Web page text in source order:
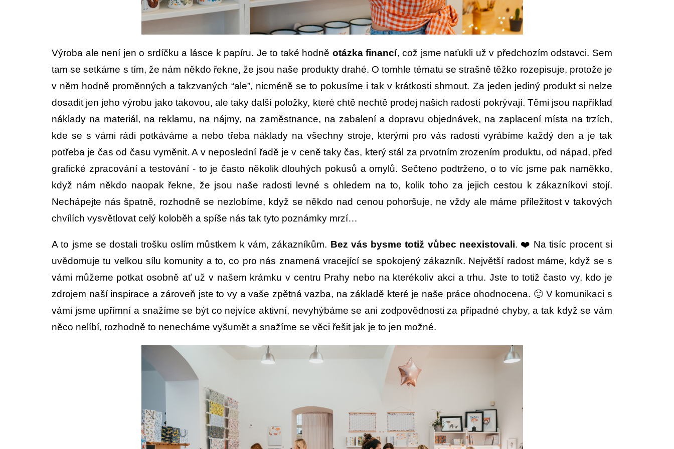
Výroba ale není jen o srdíčku a lásce k papíru. Je to také hodně otázka financí, což jsme naťukli už v předchozím odstavci. Sem
tam se setkáme s tím, že nám někdo řekne, že jsou naše produkty drahé. O tomhle tématu se strašně těžko rozepisuje, protože je
v něm hodně proměnných a takzvaných “ale”, nicméně se to pokusíme i tak v krátkosti shrnout. Za jeden jediný produkt si nelze
dosadit jen jeho výrobu jako takovou, ale taky další položky, které chtě nechtě prodej našich radostí pokrývají. Těmi jsou například
náklady na materiál, na reklamu, na nájmy, na zaměstnance, na zabalení a dopravu objednávek, na zaplacení místa na trzích,
kde se s vámi rádi potkáváme a nebo třeba náklady na všechny stroje, kterými pro vás radosti vyrábíme každý den a je tak
potřeba je čas od času vyměnit. A v neposlední řadě je v ceně taky čas, který stál za prvotním zrozením produktu, od nápad, před
grafické zpracování a testování - to je často několik dlouhých pokusů a omylů. Sečteno podtrženo, o to víc jsme pak naměkko,
když nám někdo naopak řekne, že jsou naše radosti levné s ohledem na to, kolik toho za jejich cestou k zákazníkovi stojí.
Nechápejte nás špatně, rozhodně se nezlobíme, když se někdo nad cenou pohoršuje, ne vždy ale máme příležitost v takových
chvílích vysvětlovat celý koloběh a spíše nás tak tyto poznámky mrzí…
A to jsme se dostali trošku oslím můstkem k vám, zákazníkům. Bez vás bysme totiž vůbec neexistovali. ❤️ Na tisíc procent si
uvědomuje tu velkou sílu komunity a to, co pro nás znamená vracející se spokojený zákazník. Největší radost máme, když se s
vámi můžeme potkat osobně ať už v našem krámku v centru Prahy nebo na kterékoliv akci a trhu. Jste to totiž často vy, kdo je
zdrojem naší inspirace a zároveň jste to vy a vaše zpětná vazba, na základě které je naše práce ohodnocena. 🙂 V komunikaci s
vámi jsme upřímní a snažíme se být co nejvíce aktivní, nevyhýbáme se ani zodpovědnosti za případné chyby, a tak když se vám
něco nelíbí, rozhodně to nenecháme vyšumět a snažíme se věci řešit jak je to jen možné.